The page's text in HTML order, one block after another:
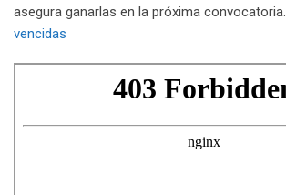
asegura ganarlas en la próxima convocatoria.
vencidas